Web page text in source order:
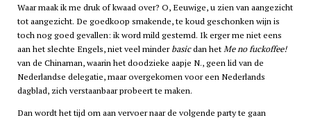
Waar maak ik me druk of kwaad over? O, Eeuwige, u zien van aangezicht
tot aangezicht. De goedkoop smakende, te koud geschonken wijn is
toch nog goed gevallen: ik word mild gestemd. Ik erger me niet eens
aan het slechte Engels, niet veel minderbasicdan hetMe no fuckoffee!
van de Chinaman, waarin het doodzieke aapje N., geen lid van de
Nederlandse delegatie, maar overgekomen voor een Nederlands
dagblad, zich verstaanbaar probeert te maken.
Dan wordt het tijd om aan vervoer naar de volgende party te gaan